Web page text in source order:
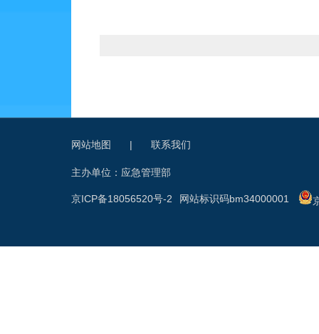
网站地图 | 联系我们
主办单位：应急管理部
网站标识码bm34000001
京ICP备18056520号-2